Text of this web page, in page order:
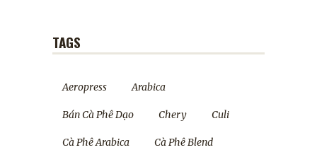
TAGS
Aeropress Arabica
Bán Cà Phê Dạo Chery Culi
Cà Phê Arabica Cà Phê Blend